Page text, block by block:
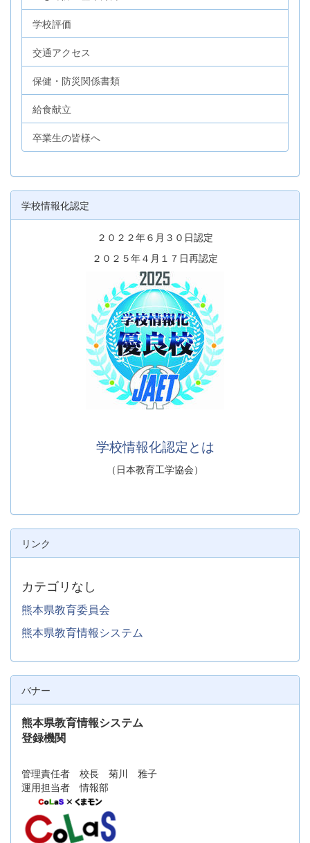
学校評価
交通アクセス
保健・防災関係書類
給食献立
卒業生の皆様へ
学校情報化認定
２０２２年６月３０日認定
２０２５年４月１７日再認定
学校情報化認定とは
（日本教育工学協会）
リンク
カテゴリなし
熊本県教育委員会
熊本県教育情報システム
バナー
熊本県教育情報システム
登録機関
管理責任者 校長 菊川 雅子
運用担当者 情報部